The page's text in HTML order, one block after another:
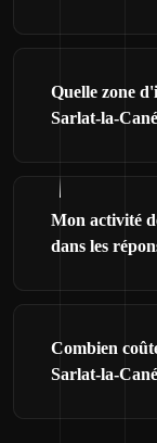
Quelle zone
Sarlat-la-
Mon activité
dans les
Combien
Sarlat-la-